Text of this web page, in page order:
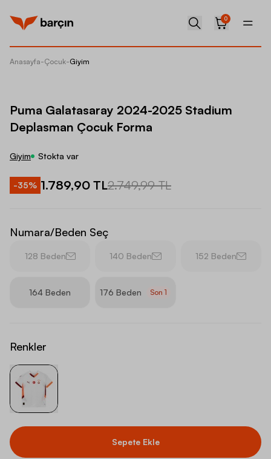
0
Anasayfa-Çocuk-Giyim
Puma Galatasaray 2024-2025 Stadium
Deplasman Çocuk Forma
Giyim Stokta var
-35% 1.789,90 TL2.749,99 TL
Numara/Beden Seç
128 Beden 140 Beden 152 Beden
164 Beden 176 Beden Son1
Renkler
Sepete Ekle